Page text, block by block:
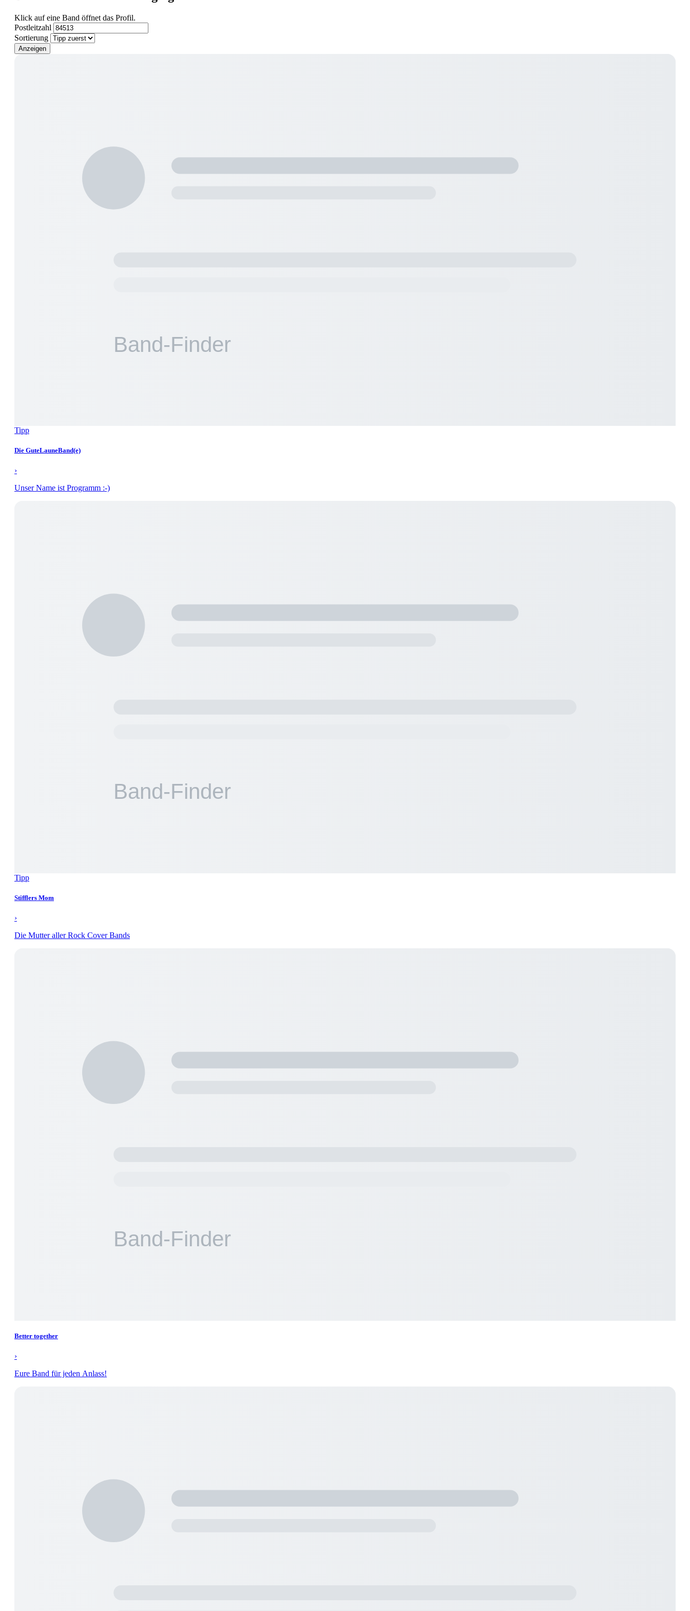
Klick auf eine Band öffnet das Profil.
Postleitzahl
Sortierung
Anzeigen
Tipp
Die GuteLauneBand(e)
›
Unser Name ist Programm :-)
Tipp
Stifflers Mom
›
Die Mutter aller Rock Cover Bands
Better together
›
Eure Band für jeden Anlass!